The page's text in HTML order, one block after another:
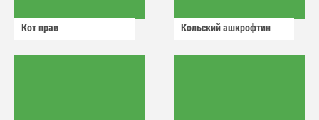
Кот прав Кольский ашкрофтин